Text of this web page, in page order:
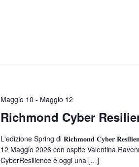
Richmond Cyber
Maggio 10 - Maggio 12
L'edizione Spring di 𝐑𝐢𝐜𝐡𝐦𝐨𝐧𝐝 𝐂𝐲𝐛𝐞𝐫
12 Maggio 2026 con ospite Valentina
CyberResilience è oggi una […]